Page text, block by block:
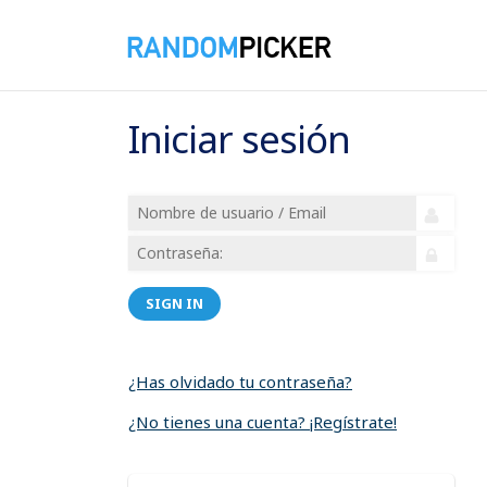
Iniciar sesión
SIGN IN
¿Has olvidado tu contraseña?
¿No tienes una cuenta? ¡Regístrate!